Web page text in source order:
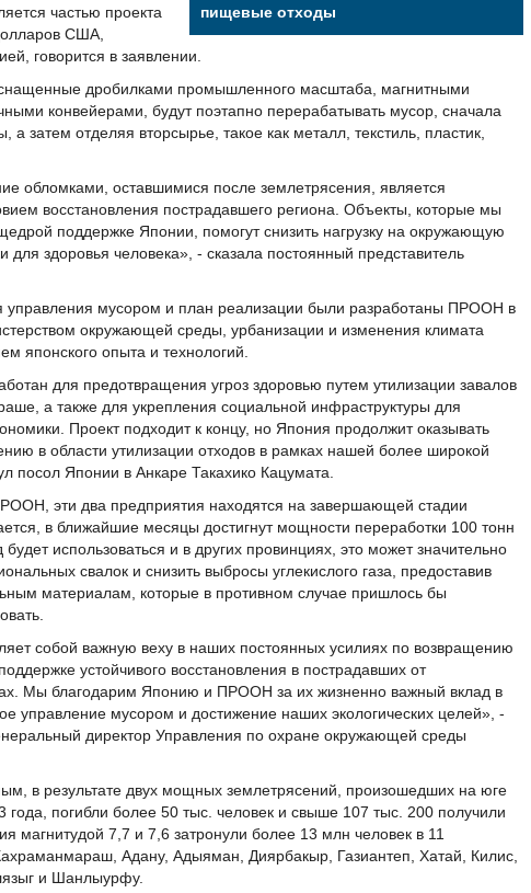
пищевые отходы
частью проекта
США,
говорится в заявлении.
дробилками промышленного масштаба, магнитными
конвейерами, будут поэтапно перерабатывать мусор, сначала
а затем отделяя вторсырье, такое как металл, текстиль, пластик,
обломками, оставшимися после землетрясения, является
восстановления пострадавшего региона. Объекты, которые мы
поддержке Японии, помогут снизить нагрузку на окружающую
для здоровья человека», - сказала постоянный представитель
управления мусором и план реализации были разработаны ПРООН в
окружающей среды, урбанизации и изменения климата
японского опыта и технологий.
для предотвращения угроз здоровью путем утилизации завалов
а также для укрепления социальной инфраструктуры для
Проект подходит к концу, но Япония продолжит оказывать
в области утилизации отходов в рамках нашей более широкой
посол Японии в Анкаре Такахико Кацумата.
эти два предприятия находятся на завершающей стадии
в ближайшие месяцы достигнут мощности переработки 100 тонн
будет использоваться и в других провинциях, это может значительно
свалок и снизить выбросы углекислого газа, предоставив
материалам, которые в противном случае пришлось бы
собой важную веху в наших постоянных усилиях по возвращению
устойчивого восстановления в пострадавших от
Мы благодарим Японию и ПРООН за их жизненно важный вклад в
управление мусором и достижение наших экологических целей», -
директор Управления по охране окружающей среды
в результате двух мощных землетрясений, произошедших на юге
погибли более 50 тыс. человек и свыше 107 тыс. 200 получили
магнитудой 7,7 и 7,6 затронули более 13 млн человек в 11
Адану, Адыяман, Диярбакыр, Газиантеп, Хатай, Килис,
и Шанлыурфу.